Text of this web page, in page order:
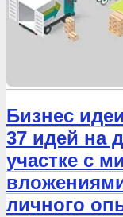
Бизнес
37 идей на
участке с
личного